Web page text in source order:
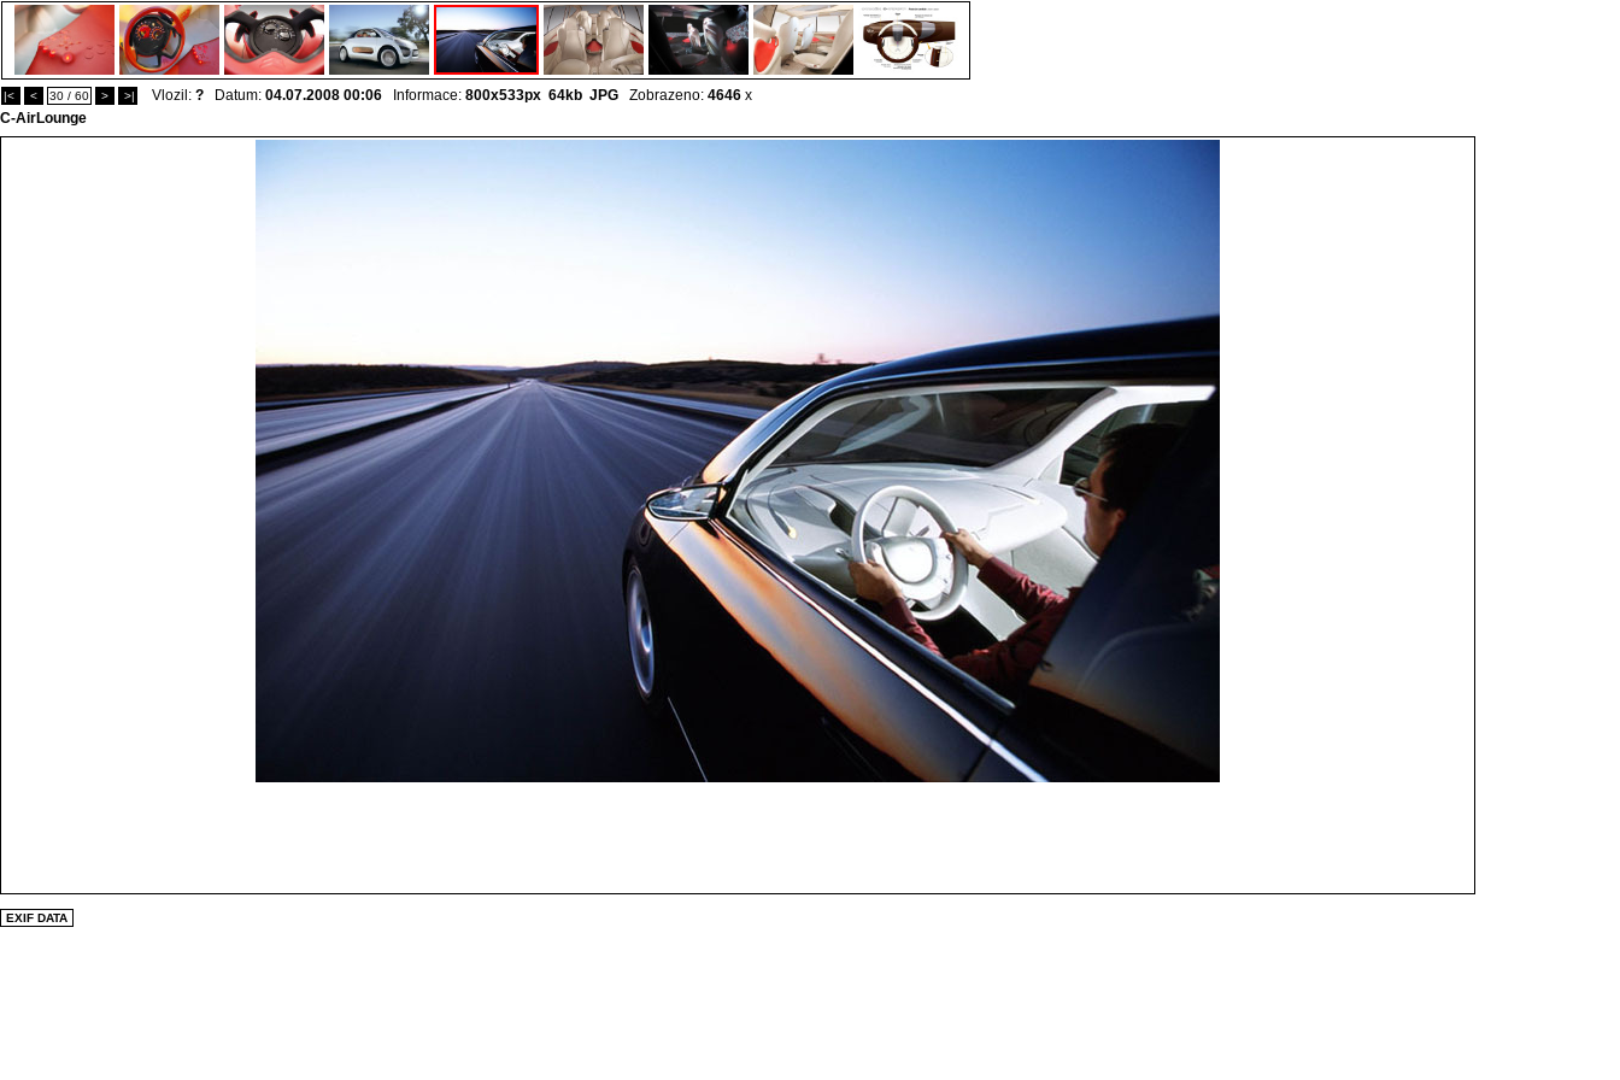
|< < 30 / 60 > >| Vlozil: ? Datum: 04.07.2008 00:06 Informace: 800x533px 64kb JPG Zobrazeno: 4646 x
C-AirLounge
EXIF DATA